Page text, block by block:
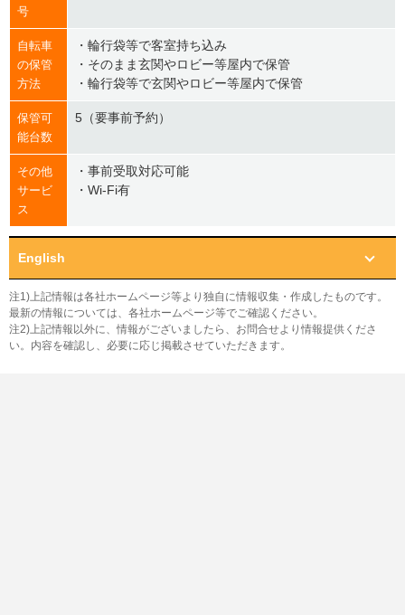
号
自転車
の保管
方法
・輪行袋等で客室持ち込み
・そのまま玄関やロビー等屋内で保管
・輪行袋等で玄関やロビー等屋内で保管
保管可
能台数
5（要事前予約）
その他
サービ
ス
・事前受取対応可能
・Wi-Fi有
English
注1)上記情報は各社ホームページ等より独自に情報収集・作成したものです。
最新の情報については、各社ホームページ等でご確認ください。
注2)上記情報以外に、情報がございましたら、お問合せより情報提供くださ
い。内容を確認し、必要に応じ掲載させていただきます。